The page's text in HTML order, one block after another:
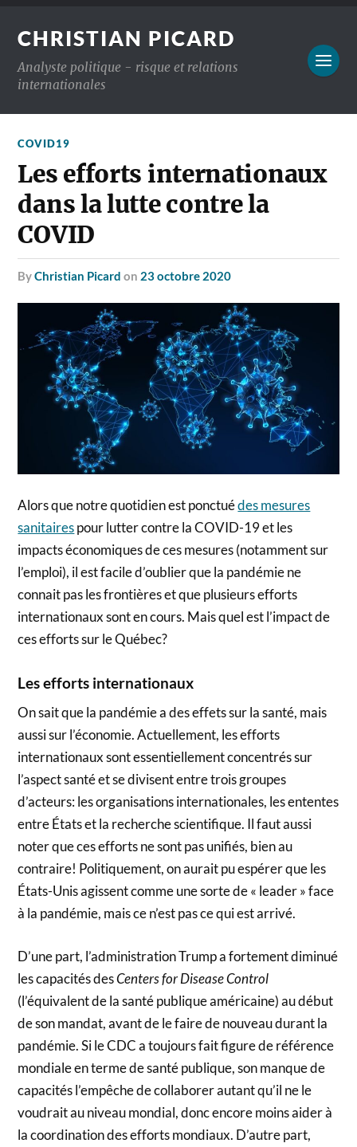
CHRISTIAN PICARD
Analyste politique - risque et relations
internationales
COVID19
Les efforts internationaux
dans la lutte contre la
COVID
byChristian Picard on 23 octobre 2020
Alors que notre quotidien est ponctuédes mesures
sanitairespour lutter contre la COVID-19 et les
impacts économiques de ces mesures (notamment sur
l’emploi), il est facile d’oublier que la pandémie ne
connait pas les frontières et que plusieurs efforts
internationaux sont en cours. Mais quel est l’impact de
ces efforts sur le Québec?
Les efforts internationaux
On sait que la pandémie a des effets sur la santé, mais
aussi sur l’économie. Actuellement, les efforts
internationaux sont essentiellement concentrés sur
l’aspect santé et se divisent entre trois groupes
d’acteurs: les organisations internationales, les ententes
entre États et la recherche scientifique. Il faut aussi
noter que ces efforts ne sont pas unifiés, bien au
contraire! Politiquement, on aurait pu espérer que les
États-Unis agissent comme une sorte de « leader » face
à la pandémie, mais ce n’est pas ce qui est arrivé.
D’une part, l’administration Trump a fortement diminué
les capacités desCenters for Disease Control
(l’équivalent de la santé publique américaine) au début
de son mandat, avant de le faire de nouveau durant la
pandémie. Si le CDC a toujours fait figure de référence
mondiale en terme de santé publique, son manque de
capacités l’empêche de collaborer autant qu’il ne le
voudrait au niveau mondial, donc encore moins aider à
la coordination des efforts mondiaux. D’autre part,